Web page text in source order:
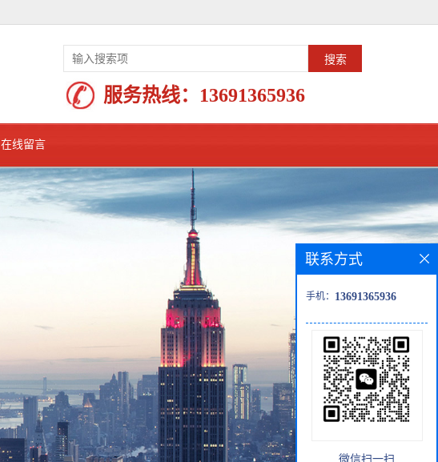
服务热线： 13691365936
在线留言
联系方式
手机： 13691365936
微信扫一扫